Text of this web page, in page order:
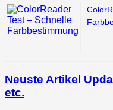
Neuste Artikel
etc.